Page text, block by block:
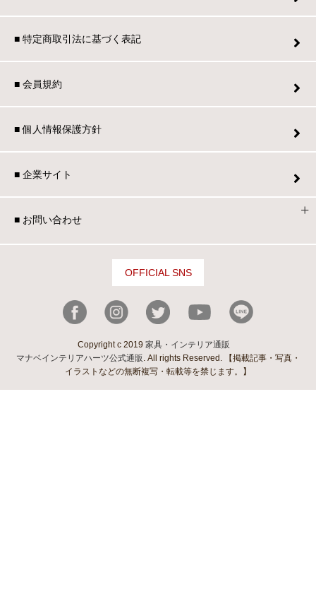
■ 特定商取引法に基づく表記
■ 会員規約
■ 個人情報保護方針
■ 企業サイト
■ お問い合わせ
OFFICIAL SNS
Copyright c 2019 家具・インテリア通販
マナベインテリアハーツ公式通販 . All rights Reserved. 【掲載記事・写真・
イラストなどの無断複写・転載等を禁じます。】